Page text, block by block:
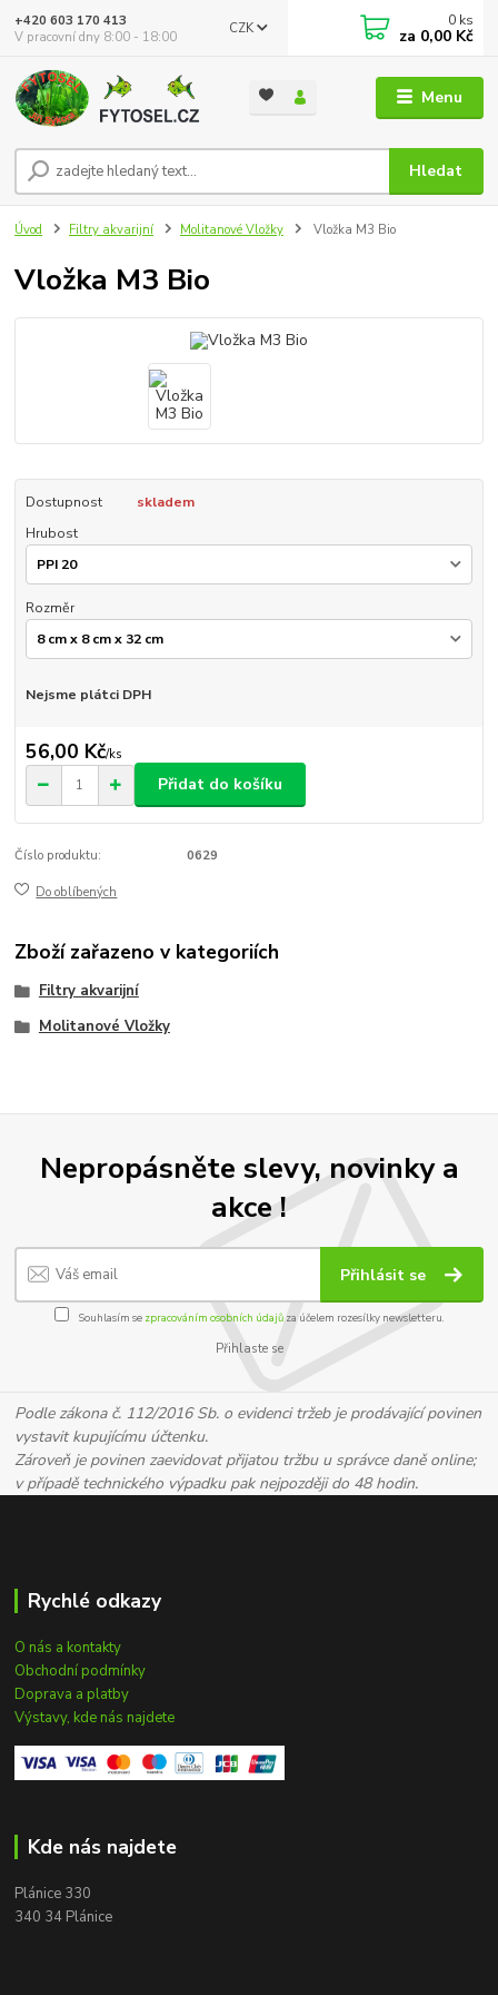
Menu
CZK
Hledat
+420 603 170 413
V pracovní dny 8:00 - 18:00
0 ks
za 0,00 Kč
Úvod Filtry akvarijní Molitanové Vložky Vložka M3 Bio
Vložka M3 Bio
Dostupnost
skladem
Hrubost
Rozměr
Nejsme plátci DPH
56,00 Kč/ks
Přidat do košíku
Číslo produktu: 0629
Do oblíbených
Zboží zařazeno v kategoriích
Filtry akvarijní
Molitanové Vložky
Nepropásněte slevy, novinky a
akce !
Přihlásit se
Souhlasím se zpracováním osobních údajůza účelem rozesílky newsletteru.
Přihlaste se
Podle zákona č. 112/2016 Sb. o evidenci tržeb je prodávající povinen
vystavit kupujícímu účtenku.
Zároveň je povinen zaevidovat přijatou tržbu u správce daně online;
v případě technického výpadku pak nejpozději do 48 hodin.
Rychlé odkazy
O nás a kontakty
Obchodní podmínky
Doprava a platby
Výstavy, kde nás najdete
Kde nás najdete
Plánice 330
340 34 Plánice